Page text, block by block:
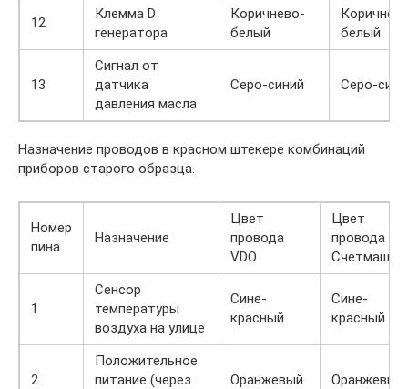
12
Клемма D
генератора
Коричнево-
белый
белый
13
Сигнал от
датчика
давления масла
Серо-синий Серо-
Назначение проводов в красном штекере комбинаций
приборов старого образца.
Номер
пина
Назначение
Цвет
провода
VDO
Цвет
провода
Счетмаш
1
Сенсор
температуры
воздуха на улице
Сине-
красный
Сине-
красный
2
Положительное
питание (через
Оранжевый Оранжевый